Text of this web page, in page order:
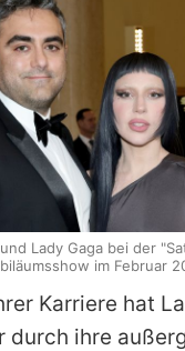
Karriere hat
durch ihre
Lady Gaga bei der
im Februar